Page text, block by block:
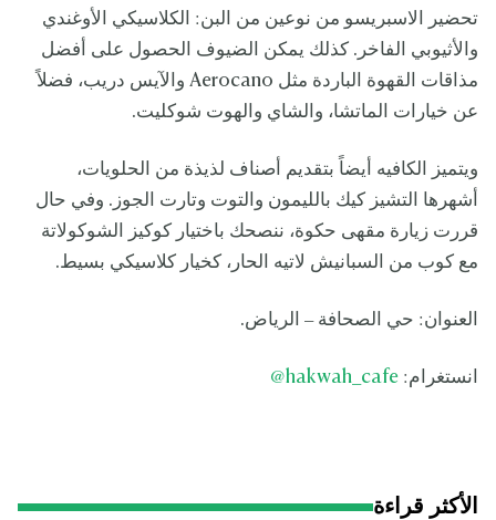
تحضير الاسبريسو من نوعين من البن: الكلاسيكي الأوغندي
والأثيوبي الفاخر. كذلك يمكن الضيوف الحصول على أفضل
مذاقات القهوة الباردة مثل Aerocano والآيس دريب، فضلاً
عن خيارات الماتشا، والشاي والهوت شوكليت.
ويتميز الكافيه أيضاً بتقديم أصناف لذيذة من الحلويات،
أشهرها التشيز كيك بالليمون والتوت وتارت الجوز. وفي حال
قررت زيارة مقهى حكوة، ننصحك باختيار كوكيز الشوكولاتة
مع كوب من السبانيش لاتيه الحار، كخيار كلاسيكي بسيط.
العنوان: حي الصحافة – الرياض.
انستغرام: hakwah_cafe
@
الأكثر قراءة